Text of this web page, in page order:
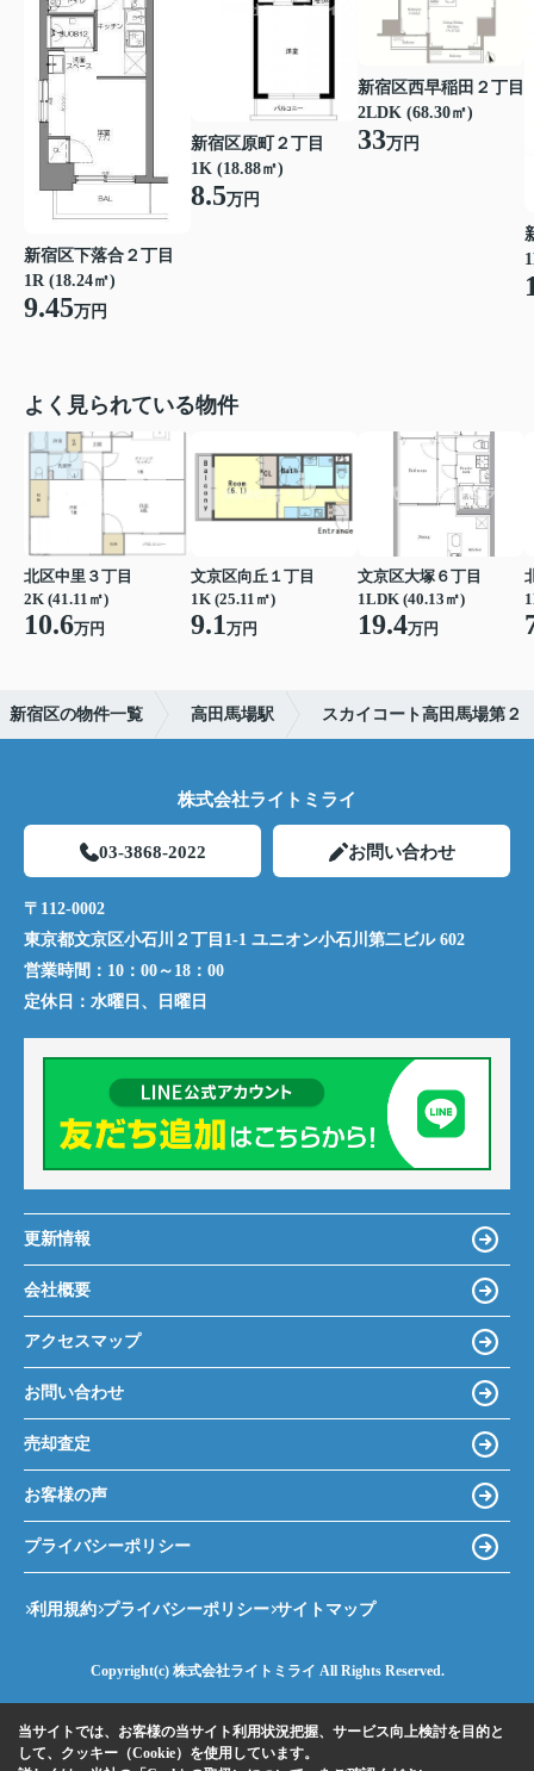
新宿区下落合２丁目
1R (18.24㎡)
9.45万円
新宿区原町２丁目
1K (18.88㎡)
8.5万円
新宿区西早稲田２丁目
2LDK (68.30㎡)
33万円
よく見られている物件
北区中里３丁目
2K (41.11㎡)
10.6万円
文京区向丘１丁目
1K (25.11㎡)
9.1万円
文京区大塚６丁目
1LDK (40.13㎡)
19.4万円
新宿区の物件一覧 高田馬場駅 スカイコート高田馬場第２
株式会社ライトミライ
03-3868-2022 お問い合わせ
〒112-0002
東京都文京区小石川２丁目1-1 ユニオン小石川第二ビル 602
営業時間： 10：00～18：00
定休日： 水曜日、日曜日
更新情報
会社概要
アクセスマップ
お問い合わせ
売却査定
お客様の声
プライバシーポリシー
利用規約 プライバシーポリシー サイトマップ
Copyright(c) 株式会社ライトミライ All Rights Reserved.
当サイトでは、お客様の当サイト利用状況把握、サービス向上検討を目的と
して、クッキー（Cookie）を使用しています。